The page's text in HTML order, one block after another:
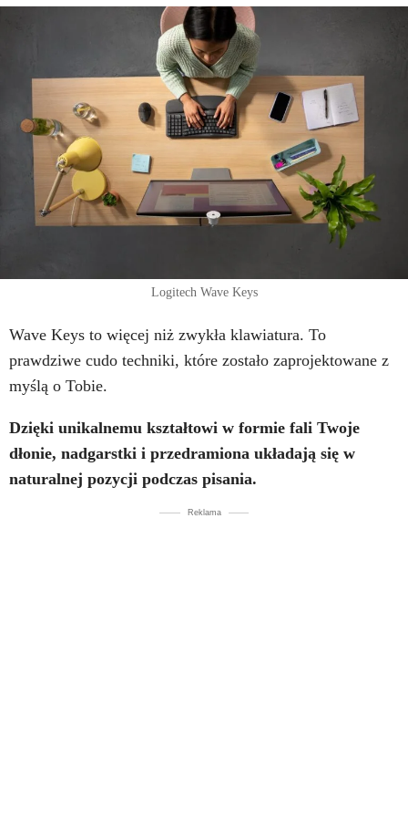
Logitech Wave Keys
Wave Keys to więcej niż zwykła klawiatura. To
prawdziwe cudo techniki, które zostało zaprojektowane z
myślą o Tobie.
Dzięki unikalnemu kształtowi w formie fali Twoje
dłonie, nadgarstki i przedramiona układają się w
naturalnej pozycji podczas pisania.
Reklama